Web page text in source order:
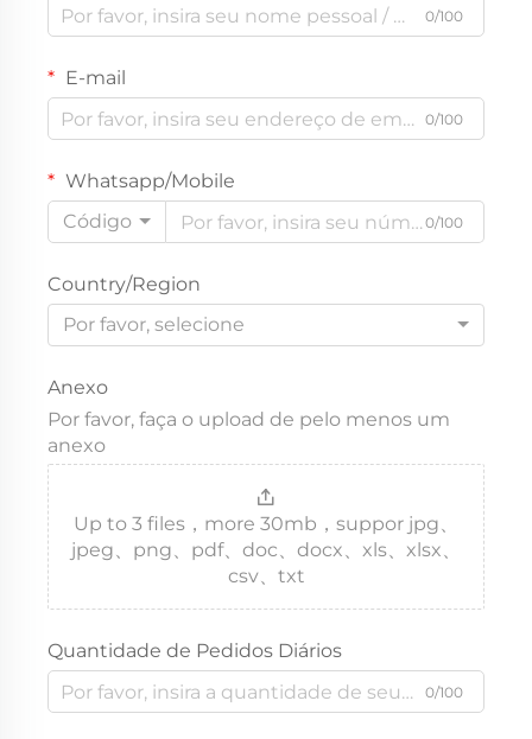
0/100
E-mail
0/100
Whatsapp/Mobile
Código
0/100
Country/Region
Por favor, selecione
Anexo
Por favor, faça o upload de pelo menos um
anexo
Up to 3 files，more 30mb，suppor jpg、
jpeg、png、pdf、doc、docx、xls、xlsx、
csv、txt
Quantidade de Pedidos Diários
0/100